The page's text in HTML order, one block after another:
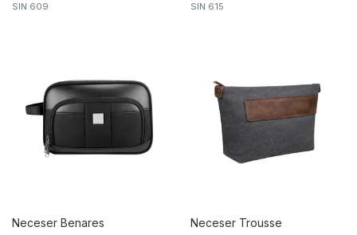
SIN 609 SIN 615
Neceser Benares Neceser Trousse